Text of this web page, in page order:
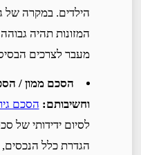
הילדים. במקרה של
המזונות תהיה גבוהה
מעבר לצרכים
הסכם ממון /
וחשיבותם: הסכם
לסיום ידידותי של
הגדרת כלל הנכסים,